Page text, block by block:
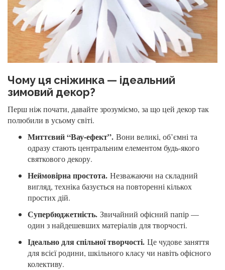
Чому ця сніжинка — ідеальний
зимовий декор?
Перш ніж почати, давайте зрозуміємо, за що цей декор так
полюбили в усьому світі.
Миттєвий “Вау-ефект”. Вони великі, об’ємні та
одразу стають центральним елементом будь-якого
святкового декору.
Неймовірна простота. Незважаючи на складний
вигляд, техніка базується на повторенні кількох
простих дій.
Супербюджетність. Звичайний офісний папір —
один з найдешевших матеріалів для творчості.
Ідеально для спільної творчості. Це чудове заняття
для всієї родини, шкільного класу чи навіть офісного
колективу.